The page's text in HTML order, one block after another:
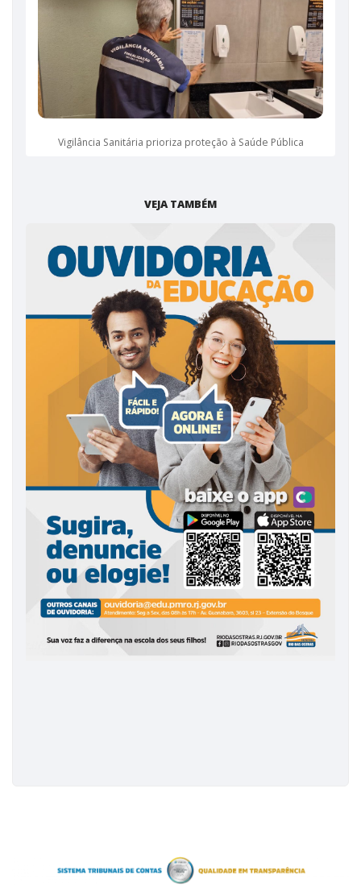
Vigilância Sanitária prioriza proteção à Saúde Pública
VEJA TAMBÉM